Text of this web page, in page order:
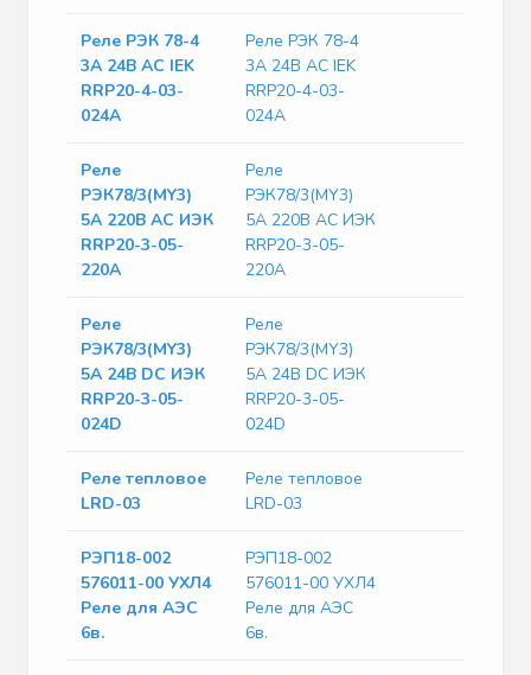
Реле РЭК 78-4
3А 24В AC IEK
RRP20-4-03-
024A
Реле РЭК 78-4
3А 24В AC IEK
RRP20-4-03-
024A
Реле
РЭК78/3(MY3)
5А 220В АC ИЭК
RRP20-3-05-
220A
Реле
РЭК78/3(MY3)
5А 220В АC ИЭК
RRP20-3-05-
220A
Реле
РЭК78/3(MY3)
5А 24В DC ИЭК
RRP20-3-05-
024D
Реле
РЭК78/3(MY3)
5А 24В DC ИЭК
RRP20-3-05-
024D
Реле тепловое
LRD-03
Реле тепловое
LRD-03
РЭП18-002
576011-00 УХЛ4
Реле для АЭС
6в.
РЭП18-002
576011-00 УХЛ4
Реле для АЭС
6в.